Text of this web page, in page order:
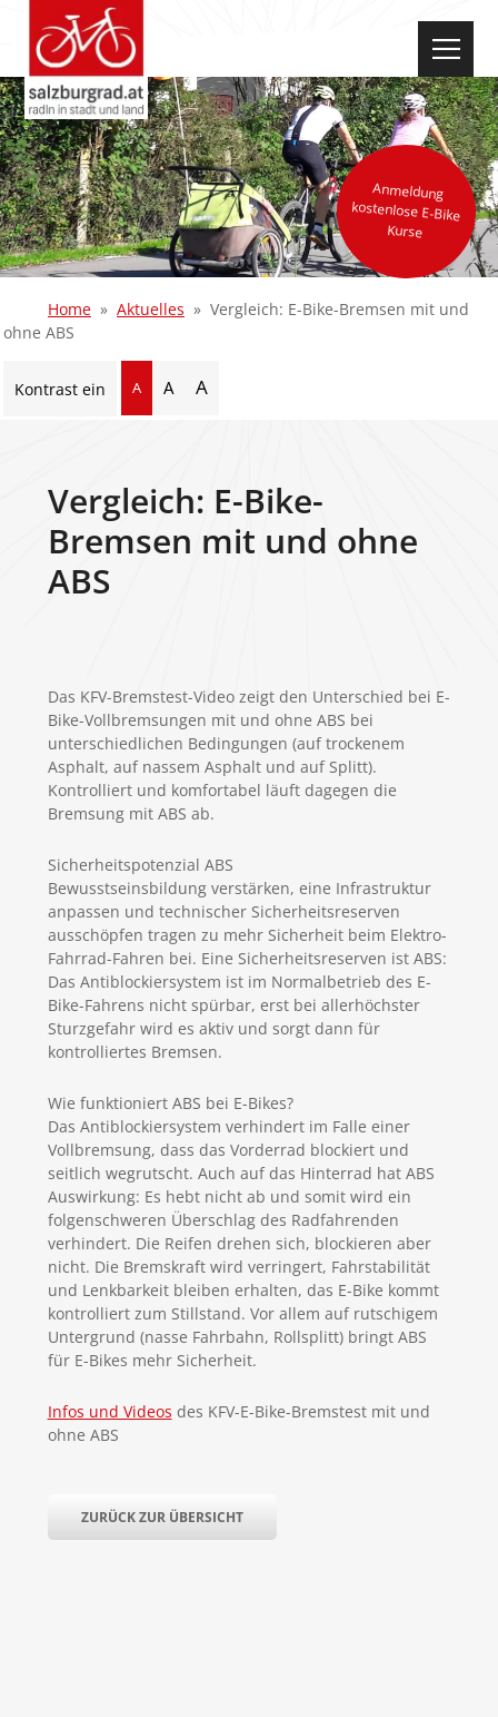
Anmeldung
kostenlose E-Bike
Kurse
Home Aktuelles
Vergleich: E-Bike-Bremsen mit und
ohne ABS
Kontrast ein A A A
Vergleich: E-Bike-
Bremsen mit und ohne
ABS
Das KFV-Bremstest-Video zeigt den Unterschied bei E-
Bike-Vollbremsungen mit und ohne ABS bei
unterschiedlichen Bedingungen (auf trockenem
Asphalt, auf nassem Asphalt und auf Splitt).
Kontrolliert und komfortabel läuft dagegen die
Bremsung mit ABS ab.
Sicherheitspotenzial ABS
Bewusstseinsbildung verstärken, eine Infrastruktur
anpassen und technischer Sicherheitsreserven
ausschöpfen tragen zu mehr Sicherheit beim Elektro-
Fahrrad-Fahren bei. Eine Sicherheitsreserven ist ABS:
Das Antiblockiersystem ist im Normalbetrieb des E-
Bike-Fahrens nicht spürbar, erst bei allerhöchster
Sturzgefahr wird es aktiv und sorgt dann für
kontrolliertes Bremsen.
Wie funktioniert ABS bei E-Bikes?
Das Antiblockiersystem verhindert im Falle einer
Vollbremsung, dass das Vorderrad blockiert und
seitlich wegrutscht. Auch auf das Hinterrad hat ABS
Auswirkung: Es hebt nicht ab und somit wird ein
folgenschweren Überschlag des Radfahrenden
verhindert. Die Reifen drehen sich, blockieren aber
nicht. Die Bremskraft wird verringert, Fahrstabilität
und Lenkbarkeit bleiben erhalten, das E-Bike kommt
kontrolliert zum Stillstand. Vor allem auf rutschigem
Untergrund (nasse Fahrbahn, Rollsplitt) bringt ABS
für E-Bikes mehr Sicherheit.
Infos und Videos des KFV-E-Bike-Bremstest mit und
ohne ABS
ZURÜCK ZUR ÜBERSICHT